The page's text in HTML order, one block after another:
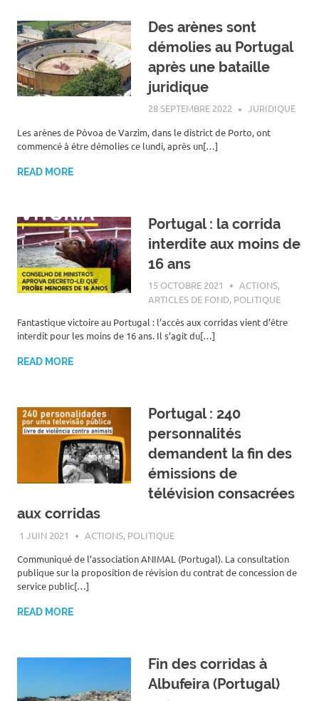
Des arènes sont
démolies au Portugal
après une bataille
juridique
28 SEPTEMBRE 2022 ROGER LAHANA
JURIDIQUE
Les arènes de Póvoa de Varzim, dans le district de Porto, ont
commencé à être démolies ce lundi, après un[…]
READ MORE
Portugal : la corrida
interdite aux moins de
16 ans
15 OCTOBRE 2021 ROGER LAHANA
ACTIONS,
ARTICLES DE FOND, POLITIQUE
Fantastique victoire au Portugal : l’accès aux corridas vient d’être
interdit pour les moins de 16 ans. Il s’agit du[…]
READ MORE
Portugal : 240
personnalités
demandent la fin des
émissions de
télévision consacrées
aux corridas
1 JUIN 2021 ROGER LAHANA
ACTIONS, POLITIQUE
Communiqué de l’association ANIMAL (Portugal). La consultation
publique sur la proposition de révision du contrat de concession de
service public[…]
READ MORE
Fin des corridas à
Albufeira (Portugal)